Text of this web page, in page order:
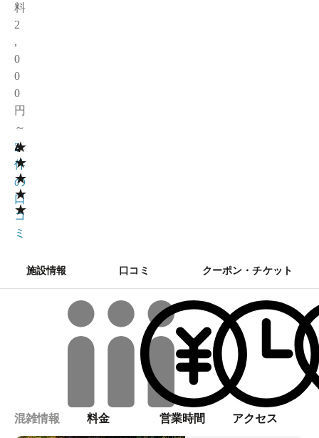
料
2
,
0
0
0
円
～
★
★
★
★
★
4
2
件
の
口
コ
ミ
施設情報 口コミ クーポン・チケット
混雑情報 料金 営業時間 アクセス